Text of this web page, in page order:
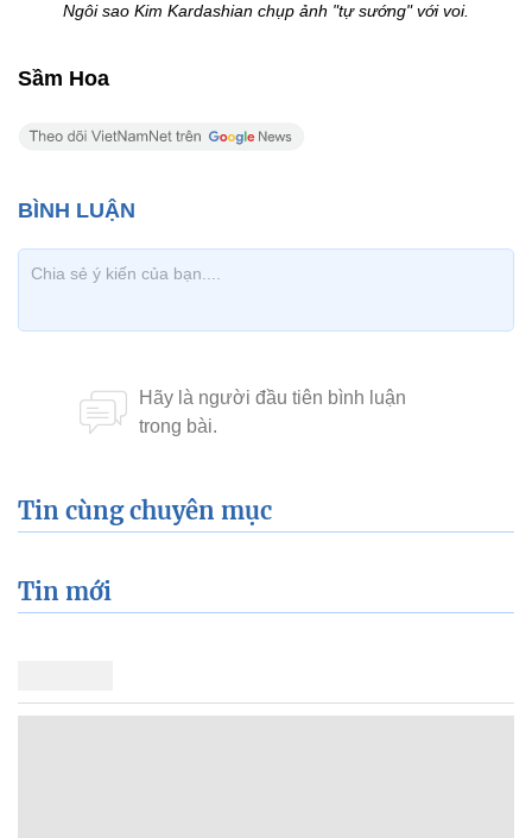
Ngôi sao Kim Kardashian chụp ảnh "tự sướng" với voi.
Sầm Hoa
Tin cùng chuyên mục
Tin mới